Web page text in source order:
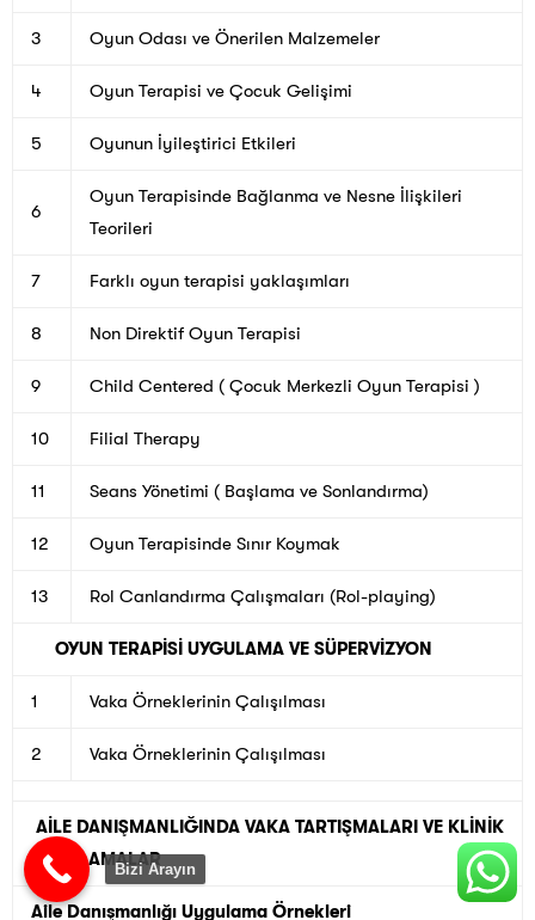
3 Oyun Odası ve Önerilen Malzemeler
4 Oyun Terapisi ve Çocuk Gelişimi
5 Oyunun İyileştirici Etkileri
6
Oyun Terapisinde Bağlanma ve Nesne İlişkileri
Teorileri
7 Farklı oyun terapisi yaklaşımları
8 Non Direktif Oyun Terapisi
9 Child Centered ( Çocuk Merkezli Oyun Terapisi )
10 Filial Therapy
11 Seans Yönetimi ( Başlama ve Sonlandırma)
12 Oyun Terapisinde Sınır Koymak
13 Rol Canlandırma Çalışmaları (Rol-playing)
OYUN TERAPİSİ UYGULAMA VE SÜPERVİZYON
1 Vaka Örneklerinin Çalışılması
2 Vaka Örneklerinin Çalışılması
AİLE DANIŞMANLIĞINDA VAKA TARTIŞMALARI VE KLİNİK
UYGULAMALAR
Aile Danışmanlığı Uygulama Örnekleri
Bizi Arayın